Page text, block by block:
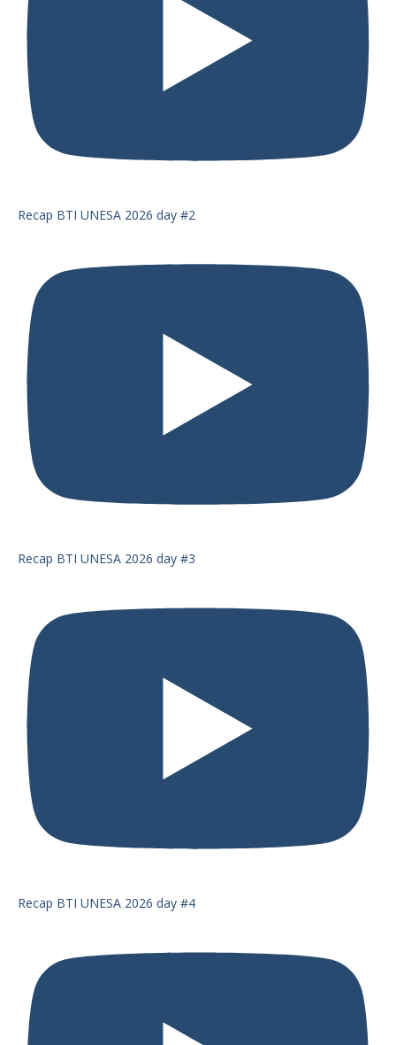
Recap BTI UNESA 2026 day #2
Recap BTI UNESA 2026 day #3
Recap BTI UNESA 2026 day #4